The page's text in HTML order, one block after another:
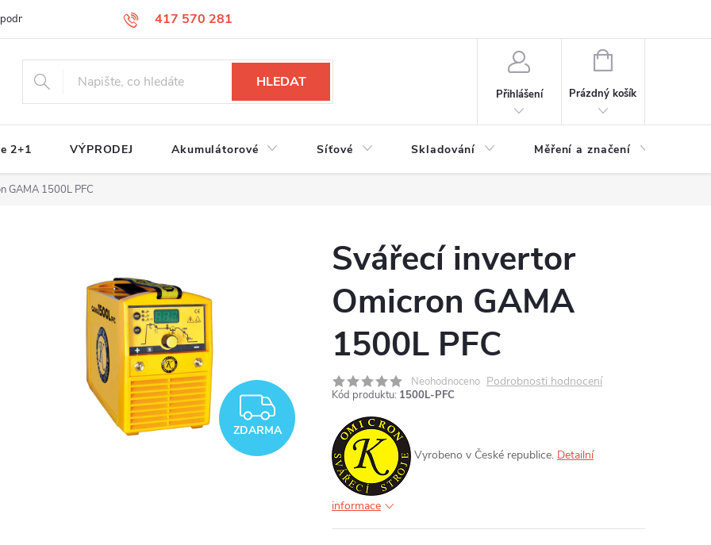
417 570 281
Podmínky ochrany osobních údajů
HLEDAT
Přihlášení
NÁKUPNÍ
Prázdný košík
2+1 VÝPRODEJ Akumulátorové Síťové Skladování Měření a značení
GAMA 1500L PFC
ZDARMA
ZDARMA
Svářecí invertor
Omicron GAMA
1500L PFC
Neohodnoceno Podrobnosti hodnocení
Kód produktu: 1500L-PFC
Vyrobeno v České republice. Detailní
informace